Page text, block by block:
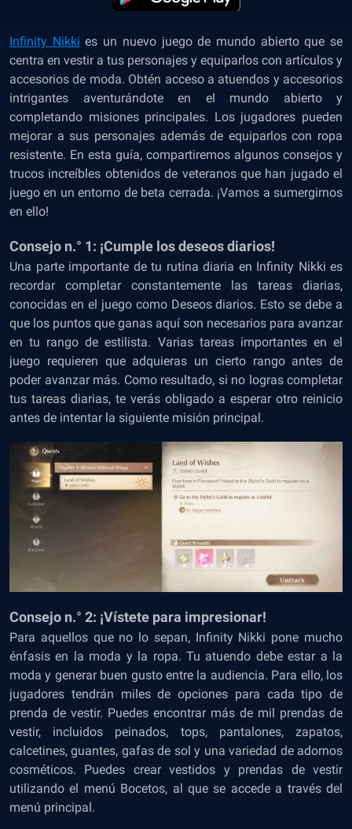
Infinity Nikki es un nuevo juego de mundo abierto que se
centra en vestir a tus personajes y equiparlos con artículos y
accesorios de moda. Obtén acceso a atuendos y accesorios
intrigantes aventurándote en el mundo abierto y
completando misiones principales. Los jugadores pueden
mejorar a sus personajes además de equiparlos con ropa
resistente. En esta guía, compartiremos algunos consejos y
trucos increíbles obtenidos de veteranos que han jugado el
juego en un entorno de beta cerrada. ¡Vamos a sumergirnos
en ello!
Consejo n.° 1: ¡Cumple los deseos diarios!
Una parte importante de tu rutina diaria en Infinity Nikki es
recordar completar constantemente las tareas diarias,
conocidas en el juego como Deseos diarios. Esto se debe a
que los puntos que ganas aquí son necesarios para avanzar
en tu rango de estilista. Varias tareas importantes en el
juego requieren que adquieras un cierto rango antes de
poder avanzar más. Como resultado, si no logras completar
tus tareas diarias, te verás obligado a esperar otro reinicio
antes de intentar la siguiente misión principal.
Consejo n.° 2: ¡Vístete para impresionar!
Para aquellos que no lo sepan, Infinity Nikki pone mucho
énfasis en la moda y la ropa. Tu atuendo debe estar a la
moda y generar buen gusto entre la audiencia. Para ello, los
jugadores tendrán miles de opciones para cada tipo de
prenda de vestir. Puedes encontrar más de mil prendas de
vestir, incluidos peinados, tops, pantalones, zapatos,
calcetines, guantes, gafas de sol y una variedad de adornos
cosméticos. Puedes crear vestidos y prendas de vestir
utilizando el menú Bocetos, al que se accede a través del
menú principal.